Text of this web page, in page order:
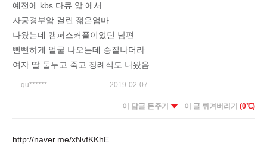
예전에 kbs 다큐 앎 에서
자궁경부암 걸린 젊은엄마
나왔는데 캠퍼스커플이었던 남편
뻔뻔하게 얼굴 나오는데 승질나더라
여자 딸 둘두고 죽고 장례식도 나왔음
qu****** 2019-02-07
이 답글 돈주기 이 글 튀겨버리기 (0℃)
http://naver.me/xNvfKKhE